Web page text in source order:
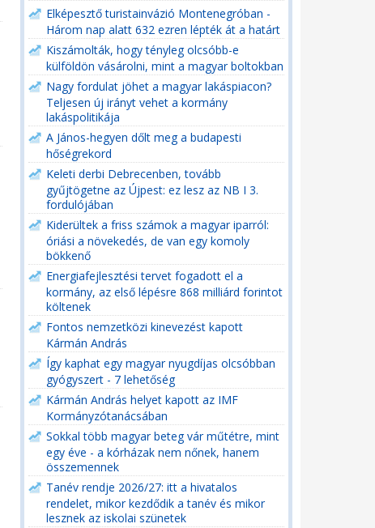
Elképesztő turistainvázió Montenegróban -
Három nap alatt 632 ezren lépték át a határt
Kiszámolták, hogy tényleg olcsóbb-e
külföldön vásárolni, mint a magyar boltokban
Nagy fordulat jöhet a magyar lakáspiacon?
Teljesen új irányt vehet a kormány
lakáspolitikája
A János-hegyen dőlt meg a budapesti
hőségrekord
Keleti derbi Debrecenben, tovább
gyűjtögetne az Újpest: ez lesz az NB I 3.
fordulójában
Kiderültek a friss számok a magyar iparról:
óriási a növekedés, de van egy komoly
bökkenő
Energiafejlesztési tervet fogadott el a
kormány, az első lépésre 868 milliárd forintot
költenek
Fontos nemzetközi kinevezést kapott
Kármán András
Így kaphat egy magyar nyugdíjas olcsóbban
gyógyszert - 7 lehetőség
Kármán András helyet kapott az IMF
Kormányzótanácsában
Sokkal több magyar beteg vár műtétre, mint
egy éve - a kórházak nem nőnek, hanem
összemennek
Tanév rendje 2026/27: itt a hivatalos
rendelet, mikor kezdődik a tanév és mikor
lesznek az iskolai szünetek